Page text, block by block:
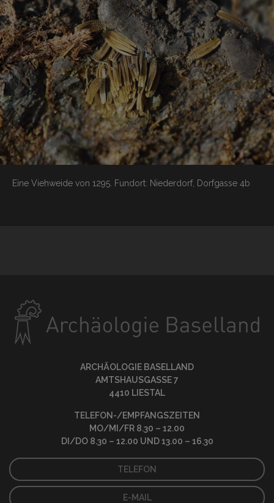
Eine Viehweide von 1295. Fundort: Niederdorf, Dorfgasse 4b
ARCHÄOLOGIE BASELLAND
AMTSHAUSGASSE 7
4410 LIESTAL
TELEFON-/EMPFANGSZEITEN
MO/MI/FR 8.30 – 12.00
DI/DO 8.30 – 12.00 UND 13.00 – 16.30
TELEFON
E-MAIL